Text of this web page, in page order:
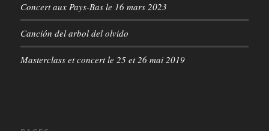
Concert aux Pays-Bas le 16 mars 2023
Canción del arbol del olvido
Masterclass et concert le 25 et 26 mai 2019